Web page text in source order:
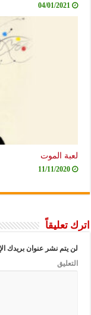
04/01/2021
لعبة الموت
11/11/2020
اترك تعليقاً
لن يتم نشر عنوان بريدك
التعليق